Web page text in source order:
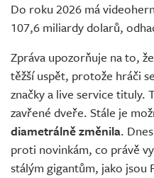
Do roku 2026 má
107,6 miliardy dolarů,
Zpráva upozorňuje na to,
těžší uspět, protože hráči
značky a live service tituly.
zavřené dveře. Stále je
diametrálně změnila.
proti novinkám, co právě
stálým gigantům, jako jsou